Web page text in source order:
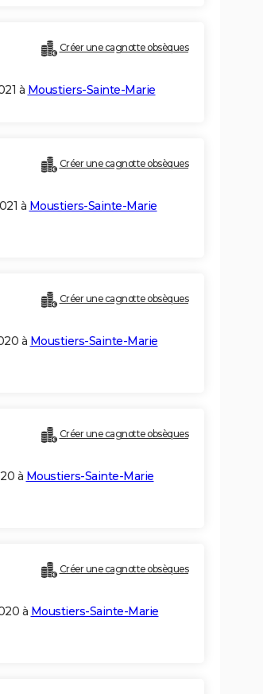
Créer une cagnotte obsèques
à Moustiers-Sainte-Marie
Créer une cagnotte obsèques
à Moustiers-Sainte-Marie
Créer une cagnotte obsèques
à Moustiers-Sainte-Marie
Créer une cagnotte obsèques
à Moustiers-Sainte-Marie
Créer une cagnotte obsèques
à Moustiers-Sainte-Marie